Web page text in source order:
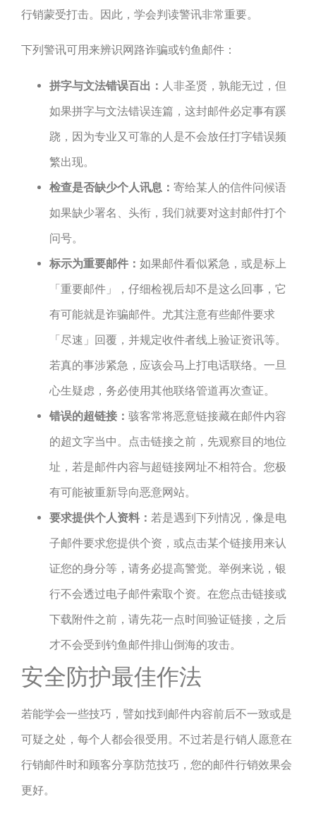
行销蒙受打击。因此，学会判读警讯非常重要。
下列警讯可用来辨识网路诈骗或钓鱼邮件：
拼字与文法错误百出： 人非圣贤，孰能无过，但
如果拼字与文法错误连篇，这封邮件必定事有蹊
跷，因为专业又可靠的人是不会放任打字错误频
繁出现。
检查是否缺少个人讯息： 寄给某人的信件问候语
如果缺少署名、头衔，我们就要对这封邮件打个
问号。
标示为重要邮件： 如果邮件看似紧急，或是标上
「重要邮件」，仔细检视后却不是这么回事，它
有可能就是诈骗邮件。尤其注意有些邮件要求
「尽速」回覆，并规定收件者线上验证资讯等。
若真的事涉紧急，应该会马上打电话联络。一旦
心生疑虑，务必使用其他联络管道再次查证。
错误的超链接： 骇客常将恶意链接藏在邮件内容
的超文字当中。点击链接之前，先观察目的地位
址，若是邮件内容与超链接网址不相符合。您极
有可能被重新导向恶意网站。
要求提供个人资料： 若是遇到下列情况，像是电
子邮件要求您提供个资，或点击某个链接用来认
证您的身分等，请务必提高警觉。举例来说，银
行不会透过电子邮件索取个资。在您点击链接或
下载附件之前，请先花一点时间验证链接，之后
才不会受到钓鱼邮件排山倒海的攻击。
安全防护最佳作法
若能学会一些技巧，譬如找到邮件内容前后不一致或是
可疑之处，每个人都会很受用。不过若是行销人愿意在
行销邮件时和顾客分享防范技巧，您的邮件行销效果会
更好。